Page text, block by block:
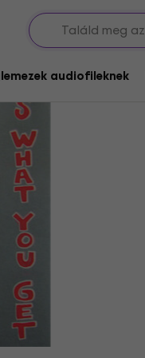
audiofileknek